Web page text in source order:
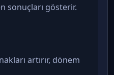
sonuçları gösterir.
artırır, dönem